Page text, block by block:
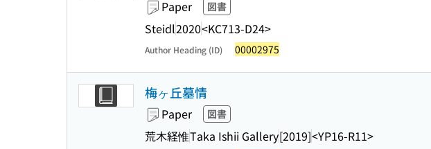
Paper 図書
Steidl2020<KC713-D24>
Author Heading (ID) 00002975
梅ヶ丘墓情
Paper 図書
荒木経惟Taka Ishii Gallery[2019]<YP16-R11>